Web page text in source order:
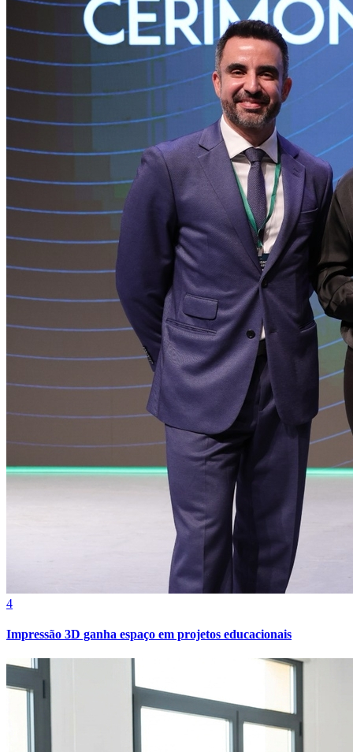
4
Impressão 3D ganha espaço em projetos educacionais